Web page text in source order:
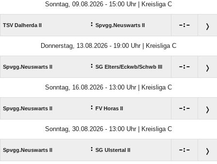
Sonntag, 09.08.2026 - 15:00 Uhr | Kreisliga C
TSV Dalherda II : Spvgg.Neuswarts II :
Donnerstag, 13.08.2026 - 19:00 Uhr | Kreisliga C
Spvgg.Neuswarts II : SG Elters/​Eckwb/​Schwb III :
Sonntag, 16.08.2026 - 13:00 Uhr | Kreisliga C
Spvgg.Neuswarts II : FV Horas II :
Sonntag, 30.08.2026 - 13:00 Uhr | Kreisliga C
Spvgg.Neuswarts II : SG Ulstertal II :